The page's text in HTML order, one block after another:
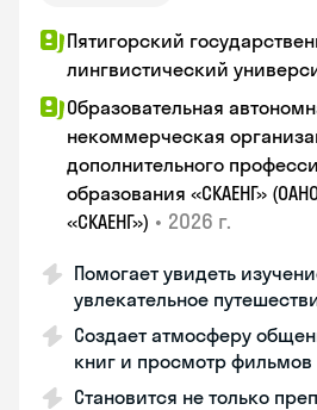
Пятигорский
лингвистический
Образовательная
некоммерческая
дополнительного
образования «СКАЕНГ»
«СКАЕНГ») • 2026 г.
Помогает увидеть
увлекательное
Создает атмосферу
книг и просмотр фильмов
Становится не только